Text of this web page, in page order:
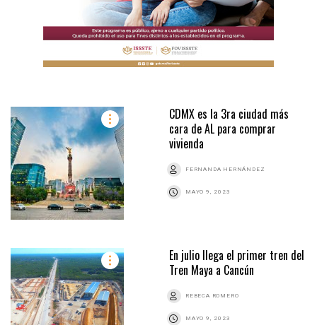
CDMX es la 3ra ciudad más
cara de AL para comprar
vivienda
FERNANDA HERNÁNDEZ
MAYO 9, 2023
En julio llega el primer tren del
Tren Maya a Cancún
REBECA ROMERO
MAYO 9, 2023